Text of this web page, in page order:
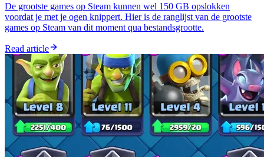
De grootste games op Steam kunnen wel 150 GB opslokken
voordat je met je ogen knippert. Hier is de ranglijst van de grootste
games op Steam van dit moment qua bestandsgrootte.
Read article